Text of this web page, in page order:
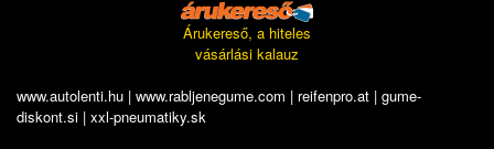
Árukereső, a hiteles
vásárlási kalauz
www.autolenti.hu | www.rabljenegume.com | reifenpro.at | gume-
diskont.si | xxl-pneumatiky.sk